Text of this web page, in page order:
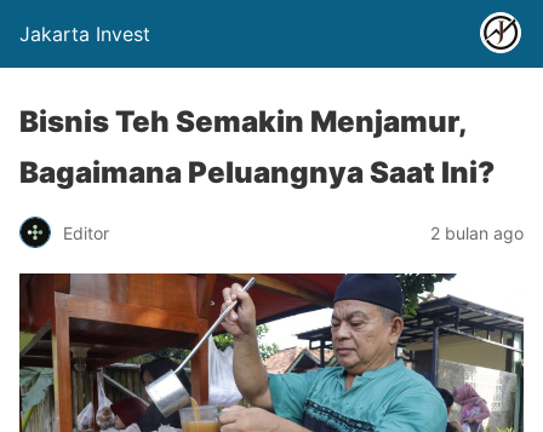
Jakarta Invest
Bisnis Teh Semakin Menjamur,
Bagaimana Peluangnya Saat Ini?
Editor 2 bulan ago